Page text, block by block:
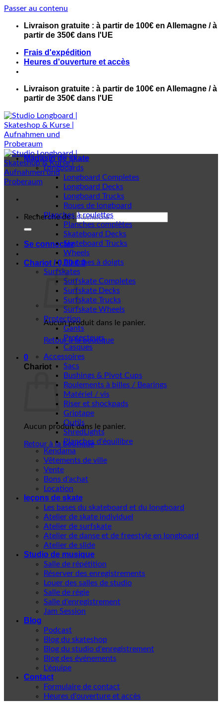
Passer au contenu
Livraison gratuite : à partir de 100€ en Allemagne / à
partir de 350€ dans l'UE
Frais d'expédition
Heures d'ouverture et accès
Livraison gratuite : à partir de 100€ en Allemagne / à
partir de 350€ dans l'UE
Recherche de :
Se connecter
Chariot /0,00€ 0
Aucun produit dans le panier.
Retour à la boutique
0
Chariot
Aucun produit dans le panier.
Retour à la boutique
Magasin de skate
Longboards
Longboard Completes
Longboard Decks
Longboard Trucks
Roues de longboard
Planches à roulettes
Planches complètes
Skateboard Decks
Skateboard Trucks
Wheels
Planches à doigts
Surfskates
Surfskate Completes
Surfskate Decks
Surfskate Trucks
Surfskate Wheels
Protection
Gants
Protecteurs
Casques
Accessoires
Sacs
Bushings & Pivot Cups
Roulements à billes / Bearings
Matériel / vis
Riser et shockpads
Griptape
Outils
ShredLights
Planches d'équilibre
Kendama
Vêtements de ville
Vente
Bons d'achat
Location
leçons de skate
Les bases du skateboard et du longboard
Atelier de skate individuel
Atelier de surfskate
Atelier de danse et de freestyle en longboard
Atelier de slide
Studio de musique
Salle de répétition
Réserver des enregistrements
Louer des salles de studio
Salle de régie
Salle d'enregistrement
Jam Session
Blog
Podcast
Blog du skateshop
Blog du studio d'enregistrement
Blog des événements
L'équipe
Contact
Formulaire de contact
Heures d'ouverture et accès